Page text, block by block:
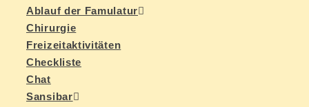
Ab­lauf der Famulatur
Chir­ur­gie
Frei­zeit­ak­ti­vi­tä­ten
Check­lis­te
Chat
San­si­bar